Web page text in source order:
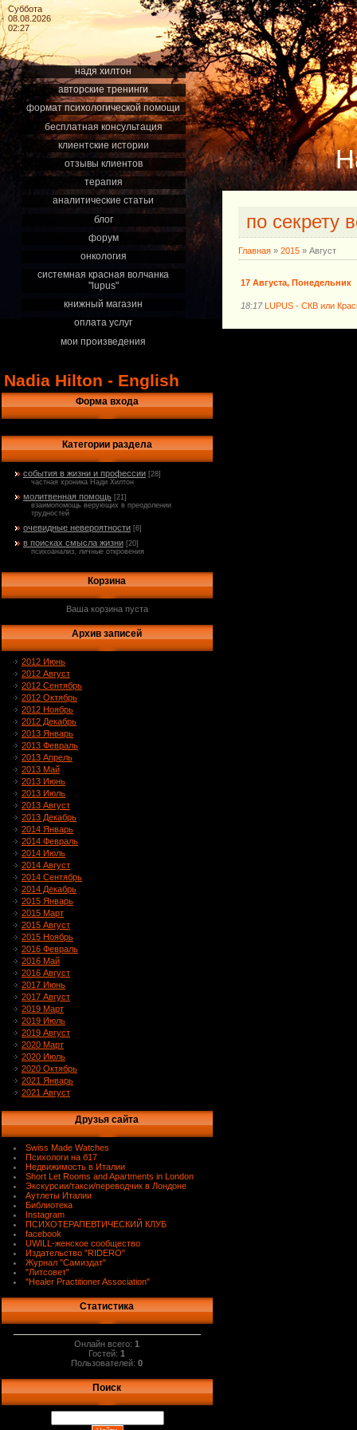
Суббота
08.08.2026
02:27
надя хилтон
авторские тренинги
формат психологической помощи
бесплатная консультация
клиентские истории
отзывы клиентов
терапия
аналитические статьи
блог
форум
онкология
системная красная волчанка
"lupus"
книжный магазин
оплата услуг
мои произведения
Nadia Hilton - English
Форма входа
Категории раздела
события в жизни и профессии [28]
частная хроника Нади Хилтон
молитвенная помощь [21]
взаимопомощь верующих в преодолении
трудностей
очевидные невероятности [6]
в поисках смысла жизни [20]
психоанализ, личные откровения
Корзина
Ваша корзина пуста
Архив записей
2012 Июнь
2012 Август
2012 Сентябрь
2012 Октябрь
2012 Ноябрь
2012 Декабрь
2013 Январь
2013 Февраль
2013 Апрель
2013 Май
2013 Июнь
2013 Июль
2013 Август
2013 Декабрь
2014 Январь
2014 Февраль
2014 Июль
2014 Август
2014 Сентябрь
2014 Декабрь
2015 Январь
2015 Март
2015 Август
2015 Ноябрь
2016 Февраль
2016 Май
2016 Август
2017 Июнь
2017 Август
2019 Март
2019 Июль
2019 Август
2020 Март
2020 Июль
2020 Октябрь
2021 Январь
2021 Август
Друзья сайта
Swiss Made Watches
Психологи на б17
Недвижимость в Италии
Short Let Rooms and Apartments in London
Экскурсии/такси/переводчик в Лондоне
Аутлеты Италии
Библиотека
Instagram
ПСИХОТЕРАПЕВТИЧЕСКИЙ КЛУБ
facebook
UWILL-женское сообщество
Издательство "RIDERO"
Журнал "Самиздат"
"Литсовет"
"Healer Practitioner Association"
Статистика
Онлайн всего:1
Гостей:1
Пользователей:0
Поиск
по секрету
Главная » 2015 » Август
17 Августа, Понедельник
18:17 LUPUS - СКВ или